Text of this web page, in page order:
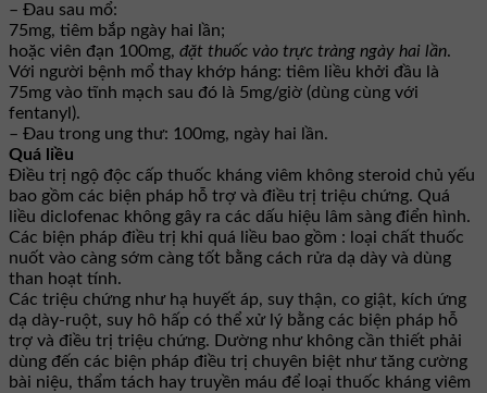
– Ðau sau mổ:
75mg, tiêm bắp ngày hai lần;
hoặc viên đạn 100mg, đặt thuốc vào trực tràng ngày hai lần.
Với người bệnh mổ thay khớp háng: tiêm liều khởi đầu là
75mg vào tĩnh mạch sau đó là 5mg/giờ (dùng cùng với
fentanyl).
– Ðau trong ung thư: 100mg, ngày hai lần.
Quá liều
Điều trị ngộ độc cấp thuốc kháng viêm không steroid chủ yếu
bao gồm các biện pháp hỗ trợ và điều trị triệu chứng. Quá
liều diclofenac không gây ra các dấu hiệu lâm sàng điển hình.
Các biện pháp điều trị khi quá liều bao gồm : loại chất thuốc
nuốt vào càng sớm càng tốt bằng cách rửa dạ dày và dùng
than hoạt tính.
Các triệu chứng như hạ huyết áp, suy thận, co giật, kích ứng
dạ dày-ruột, suy hô hấp có thể xử lý bằng các biện pháp hỗ
trợ và điều trị triệu chứng. Dường như không cần thiết phải
dùng đến các biện pháp điều trị chuyên biệt như tăng cường
bài niệu, thẩm tách hay truyền máu để loại thuốc kháng viêm